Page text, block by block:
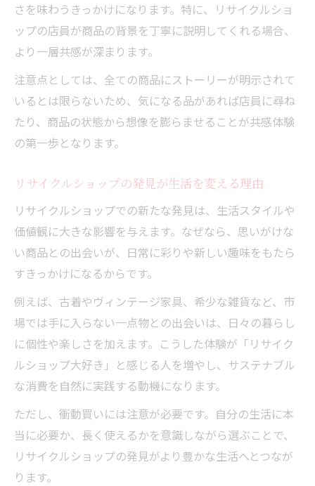
共感を呼ぶリサイクルショップ活用法
リサイクルショップ活用で共感が深まる方
リサイクルショップの楽しみ方と共感体験
リサイクルショップ利用で仲間が広がる理
由
リサイクルショップとSNSで共感をシェア
心が動くリサイクルショップ巡りの魅力
リサイクルショップ巡りで心が動く理由
リサイクルショップ巡りが趣味になる背景
リサイクルショップ巡りで得られる共感体
験
リサイクルショップ巡りの魅力と楽しみ方
リサイクルショップ巡りで感じる特別な瞬
間
サステナ生活に役立つリサイクルショップ選び
リサイクルショップ選びがサステナ生活の
鍵
リサイクルショップで叶えるエコな暮らし
さを味わうきっかけになります。特に、リサイクルショ
ップの店員が商品の背景を丁寧に説明してくれる場合、
より一層共感が深まります。
注意点としては、全ての商品にストーリーが明示されて
いるとは限らないため、気になる品があれば店員に尋ね
たり、商品の状態から想像を膨らませることが共感体験
の第一歩となります。
リサイクルショップの発見が生活を変える理由
リサイクルショップでの新たな発見は、生活スタイルや
価値観に大きな影響を与えます。なぜなら、思いがけな
い商品との出会いが、日常に彩りや新しい趣味をもたら
すきっかけになるからです。
例えば、古着やヴィンテージ家具、希少な雑貨など、市
場では手に入らない一点物との出会いは、日々の暮らし
に個性や楽しさを加えます。こうした体験が「リサイク
ルショップ大好き」と感じる人を増やし、サステナブル
な消費を自然に実践する動機になります。
ただし、衝動買いには注意が必要です。自分の生活に本
当に必要か、長く使えるかを意識しながら選ぶことで、
リサイクルショップの発見がより豊かな生活へとつなが
ります。